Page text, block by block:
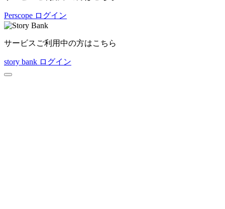
Perscope ログイン
サービスご利用中の方はこちら
story bank ログイン